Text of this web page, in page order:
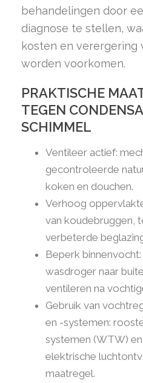
behandelingen door
diagnose te stellen,
kosten en verergering
worden voorkomen.
PRAKTISCHE
TEGEN
SCHIMMEL
Ventileer actief:
gecontroleerde
koken en douchen.
Verhoog
van koudebruggen,
verbeterde
Beperk binnenvocht:
wasdroger naar
ventileren na
Gebruik van
en -systemen:
systemen (WTW)
elektrische
maatregel.